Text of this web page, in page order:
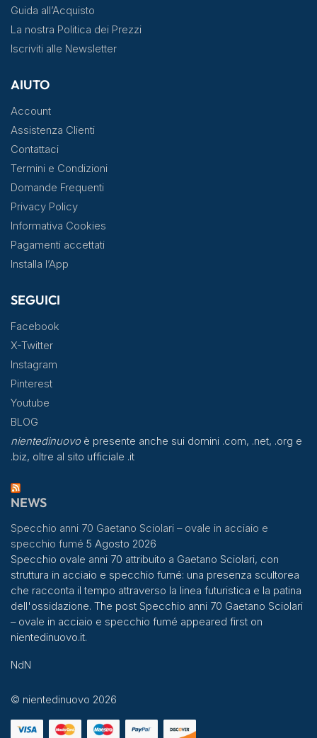
Guida all’Acquisto
La nostra Politica dei Prezzi
Iscriviti alle Newsletter
AIUTO
Account
Assistenza Clienti
Contattaci
Termini e Condizioni
Domande Frequenti
Privacy Policy
Informativa Cookies
Pagamenti accettati
Installa l’App
SEGUICI
Facebook
X-Twitter
Instagram
Pinterest
Youtube
BLOG
nientedinuovoè presente anche sui domini .com, .net, .org e
.biz, oltre al sito ufficiale .it
NEWS
Specchio anni 70 Gaetano Sciolari – ovale in acciaio e
specchio fumé 5 Agosto 2026
Specchio ovale anni 70 attribuito a Gaetano Sciolari, con
struttura in acciaio e specchio fumé: una presenza scultorea
che racconta il tempo attraverso la linea futuristica e la patina
dell'ossidazione. The post Specchio anni 70 Gaetano Sciolari
– ovale in acciaio e specchio fumé appeared first on
nientedinuovo.it.
NdN
© nientedinuovo 2026